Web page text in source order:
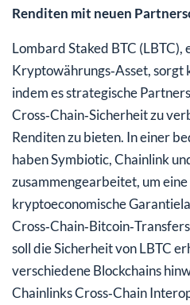
Renditen mit neuen
Lombard Staked BTC (LBTC),
Kryptowährungs‑Asset, sorgt
indem es strategische
Cross‑Chain‑Sicherheit zu
Renditen zu bieten. In einer
haben Symbiotic, Chainlink
zusammengearbeitet, um
kryptoeconomische
soll die Sicherheit von LBTC
verschiedene Blockchains
Chainlinks Cross‑Chain